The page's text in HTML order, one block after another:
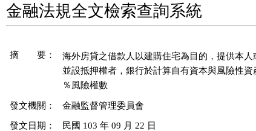
金融法規全文檢索查詢系統
摘 要：
海外房貸之借款人以建購住宅為目的，提供本
並設抵押權者，銀行於計算自有資本與風險性
發文機關： 金融監督管理委員會
發文日期： 民國 103 年 09 月 22 日